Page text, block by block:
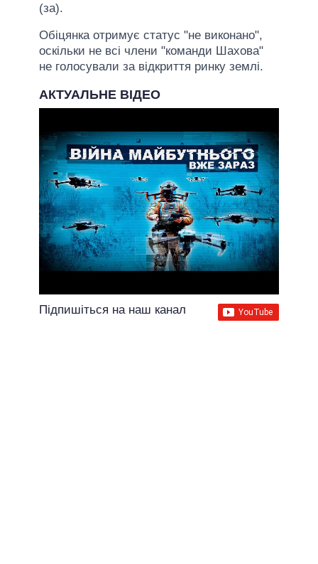
(за).
Обіцянка отримує статус "не виконано",
оскільки не всі члени "команди Шахова"
не голосували за відкриття ринку землі.
АКТУАЛЬНЕ ВІДЕО
Підпишіться на наш канал